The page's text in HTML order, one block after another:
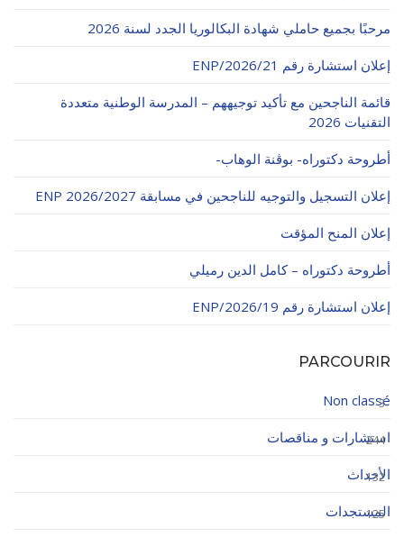
نماذج ما بعد التدرج
ميثاق الأداب والأخلاقيات الجامعية
مرحبًا بجميع حاملي شهادة البكالوريا الجدد لسنة 2026
إعلان استشارة رقم 21/ENP/2026
قائمة الناجحين مع تأكيد توجيههم – المدرسة الوطنية متعددة
التقنيات 2026
أطروحة دكتوراه- بوڨنة الوهاب-
إعلان التسجيل والتوجيه للناجحين في مسابقة ENP 2026/2027
إعلان المنح المؤقت
أطروحة دكتوراه – كامل الدين رميلي
إعلان استشارة رقم 19/ENP/2026
PARCOURIR
Non classé
3
استشارات و مناقصات
244
الأحداث
132
المستجدات
125